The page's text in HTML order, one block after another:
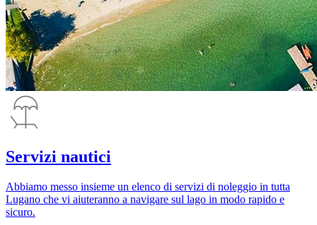
Servizi nautici
Abbiamo messo insieme un elenco di servizi di noleggio in tutta
Lugano che vi aiuteranno a navigare sul lago in modo rapido e
sicuro.